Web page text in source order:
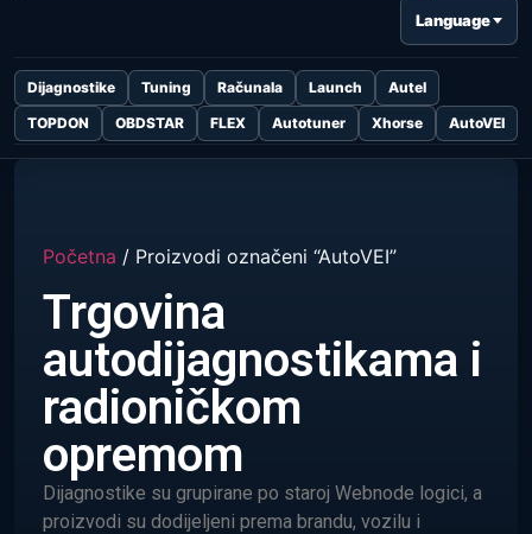
Language
Dijagnostike Tuning Računala Launch
Autel
TOPDON
OBDSTAR FLEX Autotuner Xhorse AutoVEI
Početna / Proizvodi označeni “AutoVEI”
Trgovina
autodijagnostikama i
radioničkom
opremom
Dijagnostike su grupirane po staroj Webnode logici, a
proizvodi su dodijeljeni prema brandu, vozilu i